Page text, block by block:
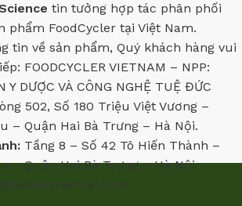
tin tưởng hợp tác phân phối
phẩm FoodCycler tại Việt Nam.
tin về sản phẩm, Quý khách hàng vui
FOODCYCLER VIETNAM – NPP:
Y DƯỢC VÀ CÔNG NGHỆ TUỆ ĐỨC
502, Số 180 Triệu Việt Vương –
– Quận Hai Bà Trưng – Hà Nội.
Tầng 8 – Số 42 Tô Hiến Thành –
– Quận Hai Bà Trưng – Hà Nội.